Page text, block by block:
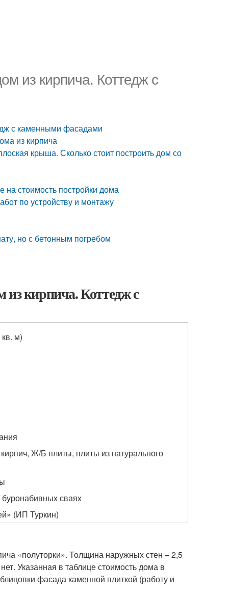
из кирпича. Коттедж с
с каменными фасадами
из кирпича
крыша. Сколько стоит построить дом со
на стоимость постройки дома
по устройству и монтажу
но с бетонным погребом
из кирпича. Коттедж с
м)
Ж/Б плиты, плиты из натурального
сваях
(ИП Туркин)
«полуторки». Толщина наружных стен – 2,5
Указанная в таблице стоимость дома в
фасада каменной плиткой (работу и